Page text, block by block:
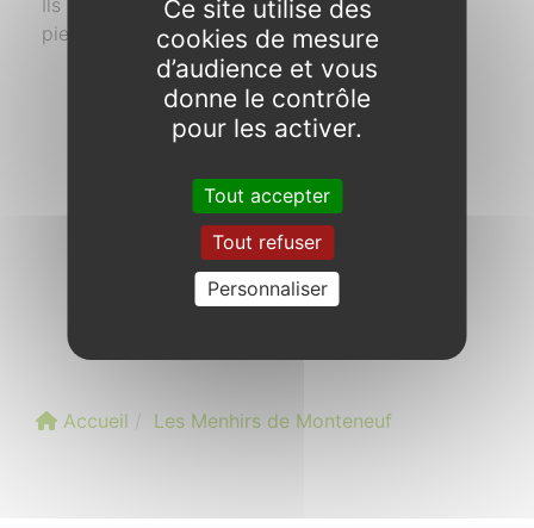
pierres dressées, (…)
En savoir plus
Accueil Les Menhirs de Monteneuf
Ce site utilise des
cookies de mesure
d’audience et vous
donne le contrôle
pour les activer.
Tout accepter
Tout refuser
Personnaliser